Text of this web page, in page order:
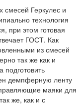
смесей Геркулес и
технология
при этом готовая
ГОСТ. Как
из смесей
так же как и
демпферную ленту
маяки для
же, как и с